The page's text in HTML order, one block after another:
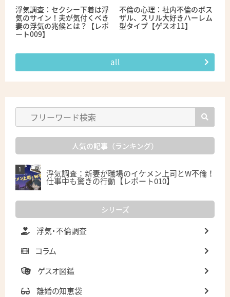
浮気調査：セクシー下着は浮
気のサイン！夫が気付くべき
妻の浮気の兆候とは？【レポ
ート009】
不倫の心理：社内不倫のボス
ザル、スリル大好きハーレム
型タイプ【ゲスオ11】
all
人気の記事（ランキング）
浮気調査：新妻が職場のイケメン上司とW不倫！
仕事中も驚きの行動【レポート010】
シリーズ
浮気・不倫調査
コラム
ゲスオ図鑑
離婚の知恵袋